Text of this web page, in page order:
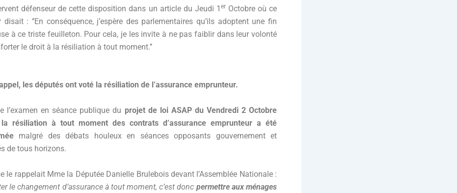
défenseur de cette disposition dans un article du Jeudi 1 erOctobre où ce
disait : ‘’En conséquence, j’espère des parlementaires qu’ils adoptent une fin
à ce triste feuilleton. Pour cela, je les invite à ne pas faiblir dans leur volonté
le droit à la résiliation à tout moment.’’
les députés ont voté la résiliation de l’assurance emprunteur.
l’examen en séance publique du projet de loi ASAP du Vendredi 2 Octobre
résiliation à tout moment des contrats d’assurance emprunteur a été
malgré des débats houleux en séances opposants gouvernement et
de tous horizons.
le rappelait Mme la Députée Danielle Brulebois devant l’Assemblée Nationale :
le changement d’assurance à tout moment, c’est donc permettre aux ménages